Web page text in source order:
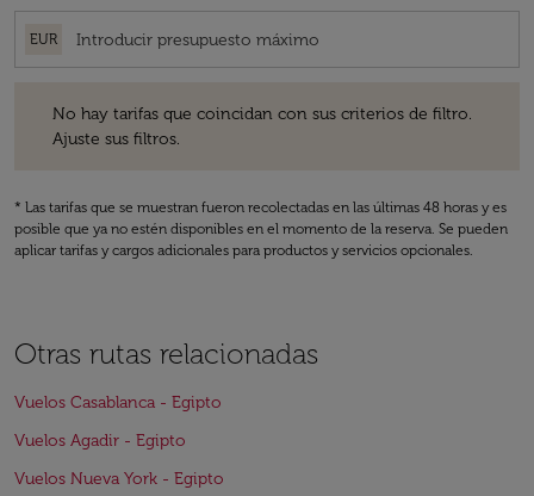
EUR
No hay tarifas que coincidan con sus criterios de filtro.
Ajuste sus filtros.
* Las tarifas que se muestran fueron recolectadas en las últimas 48 horas y es
posible que ya no estén disponibles en el momento de la reserva. Se pueden
aplicar tarifas y cargos adicionales para productos y servicios opcionales.
Otras rutas relacionadas
Vuelos Casablanca - Egipto
Vuelos Agadir - Egipto
Vuelos Nueva York - Egipto